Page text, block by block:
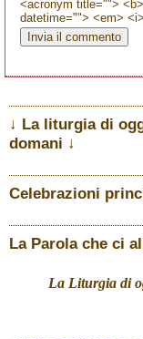
<acronym title="">
datetime=""> <em>
↓ La liturgia di
domani ↓
Celebrazioni
La Parola che ci
La Liturgia di